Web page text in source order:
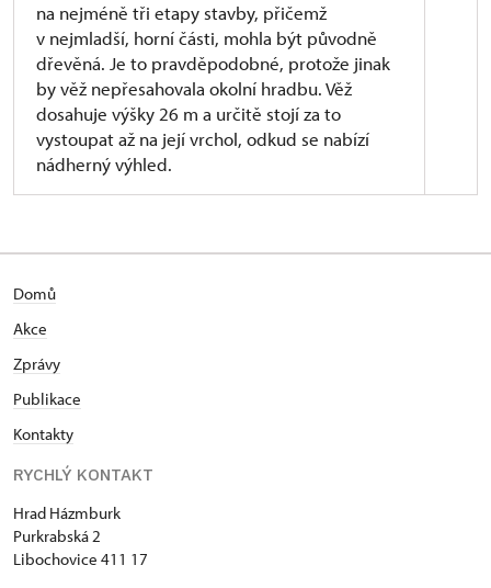
na nejméně tři etapy stavby, přičemž
v nejmladší, horní části, mohla být původně
dřevěná. Je to pravděpodobné, protože jinak
by věž nepřesahovala okolní hradbu. Věž
dosahuje výšky 26 m a určitě stojí za to
vystoupat až na její vrchol, odkud se nabízí
nádherný výhled.
sesuvy horniny. Poprvé se dala mohutná vrstva
probdělo ve strachu celou noc, ale sesuv horniny,
který někteří chápali jako výstražné znamení, obec
mohutná tříštivá hráz, která nevěstila nic dobrého.
Podruhé se hora otevřela právě v době, kdy se
podle pověsti lidem otevírají zázračné poklady.
Předzvěstí katastrofy byl ojedinělý posun dne
Domů
Akce
Zprávy
Publikace
Kontakty
RYCHLÝ KONTAKT
Hrad Házmburk
Purkrabská 2
Libochovice 411 17